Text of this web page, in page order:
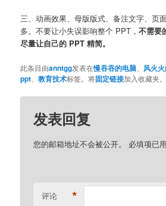
三、动画效果、母版版式、备注文字、页
多。不要让小失误影响整个 PPT，不需要
尽量让自己的 PPT 精简。
此条目由anntgg发表在慢吞吞的电脑 风火
ppt 、教育技术标签。将固定链接加入收藏夹。
发表回复
您的邮箱地址不会被公开。 必填项已
评论 *